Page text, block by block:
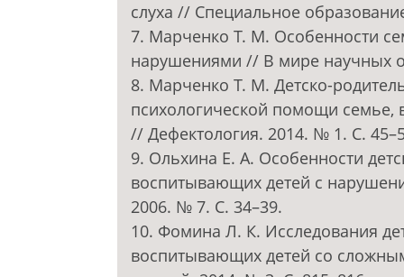
слуха // Специальное
7. Марченко Т. М. Особенности
нарушениями // В мире научных
8. Марченко Т. М. Детско-
психологической помощи
// Дефектология. 2014. № 1. С.
9. Ольхина Е. А. Особенности
воспитывающих детей с
2006. № 7. С. 34–39.
10. Фомина Л. К. Исследования
воспитывающих детей со